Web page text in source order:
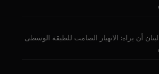
أن يراه: الانهيار الصامت للطبقة الوسطى